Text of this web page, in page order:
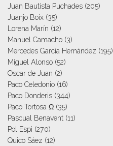
Juan Bautista Puchades (205)
Juanjo Boix (35)
Lorena Marín (12)
Manuel Camacho (3)
Mercedes García Hernández (195)
Miguel Alonso (52)
Oscar de Juan (2)
Paco Celedonio (16)
Paco Donderis (344)
Paco Tortosa Ω (35)
Pascual Benavent (11)
Pol Espi (270)
Quico Sáez (12)